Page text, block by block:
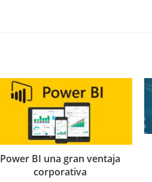
Power BI una gran ventaja
corporativa